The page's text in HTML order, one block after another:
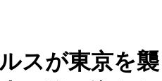
スが東京を